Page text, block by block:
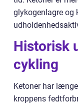
glykogenlagre og
Historisk
cykling
Ketoner har
kroppens